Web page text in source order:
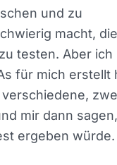
und zu
macht, die
testen. Aber ich
für mich erstellt
verschiedene,
mir dann sagen,
ergeben würde.